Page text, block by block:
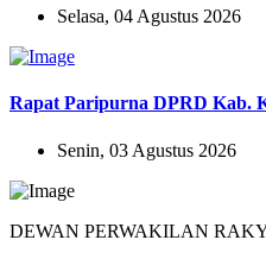
Selasa, 04 Agustus 2026
Rapat Paripurna DPRD Kab.
Senin, 03 Agustus 2026
DEWAN PERWAKILAN